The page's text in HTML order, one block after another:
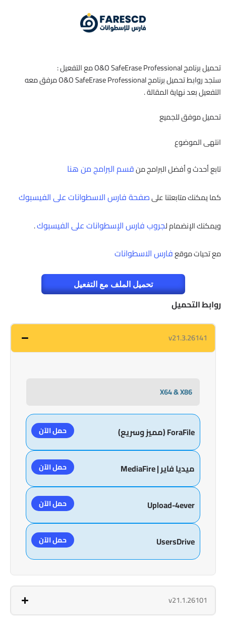
تحميل برنامج O&O SafeErase Professional مع التفعيل :
ستجد روابط تحميل برنامج O&O SafeErase Professional مرفق معه
التفعيل بعد نهاية المقالة .
تحميل موفق للجميع
انتهى الموضوع
تابع أحدث و أفضل البرامج منقسم البرامج من هنا
كما يمكنك متابعتنا علىصفحة فارس الاسطوانات على الفيسبوك
ويمكنك الإنضمام لجروب فارس الإسطوانات على الفيسبوك.
مع تحيات موقعفارس الاسطوانات
تحميل الملف مع التفعيل
روابط التحميل
v21.3.26141
X64 & X86
ForaFile (مميز وسريع) حمل الآن
ميديا فاير | MediaFire حمل الآن
Upload-4ever حمل الآن
UsersDrive حمل الآن
v21.1.26101